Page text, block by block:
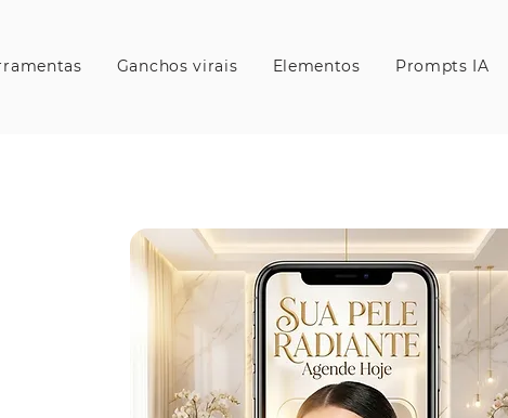
Ganchos virais Elementos Prompts IA